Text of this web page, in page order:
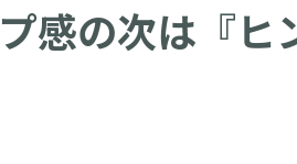
感の次は『ヒ